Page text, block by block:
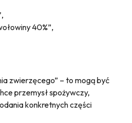
40%”,
zwierzęcego” – to mogą być
przemysł spożywczy,
konkretnych części